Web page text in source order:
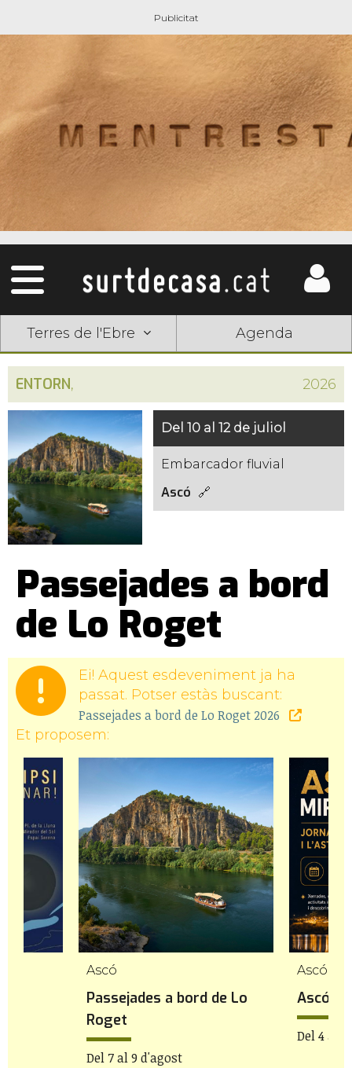
Terres de l'Ebre Agenda
ENTORN, 2026
Del 10 al 12 de juliol
Embarcador fluvial
Ascó
Passejades a bord
de Lo Roget
Ei! Aquest esdeveniment ja ha
passat. Potser estàs buscant:
Passejades a bord de Lo Roget 2026
Et proposem:
Ascó
Passejades a bord de Lo
Roget
Del 7 al 9 d'agost
Ascó
Ascó
Del 4 al